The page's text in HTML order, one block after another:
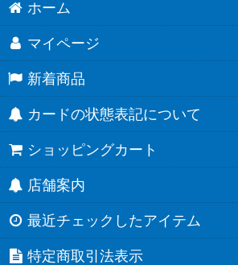
ホーム
マイページ
新着商品
カードの状態表記について
ショッピングカート
店舗案内
最近チェックしたアイテム
特定商取引法表示